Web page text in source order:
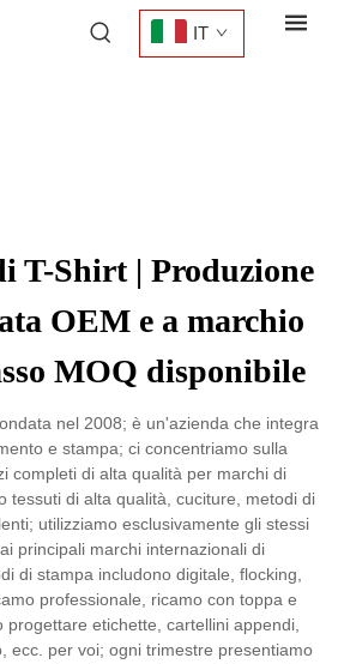
IT
T-Shirt | Produzione
OEM e a marchio
MOQ disponibile
nel 2008; è un'azienda che integra
e stampa; ci concentriamo sulla
completi di alta qualità per marchi di
tessuti di alta qualità, cuciture, metodi di
utilizziamo esclusivamente gli stessi
principali marchi internazionali di
di stampa includono digitale, flocking,
professionale, ricamo con toppa e
progettare etichette, cartellini appendi,
ecc. per voi; ogni trimestre presentiamo